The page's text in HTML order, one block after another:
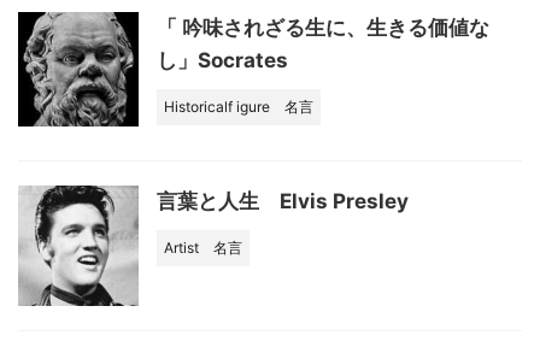
k
「 吟味されざる生に、生きる価値な
し」Socrates
Historicalf igure 名言
言葉と人生 Elvis Presley
Artist 名言